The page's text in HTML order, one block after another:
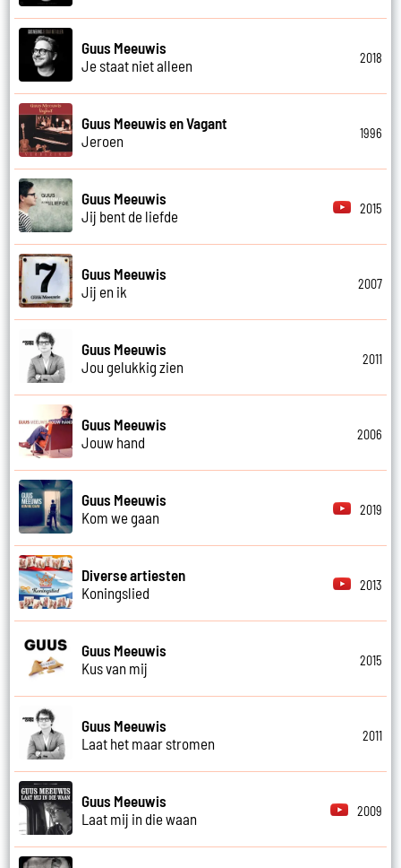
Guus Meeuwis
Je staat niet alleen
2018
Guus Meeuwis en Vagant
Jeroen
1996
Guus Meeuwis
Jij bent de liefde
2015
Guus Meeuwis
Jij en ik
2007
Guus Meeuwis
Jou gelukkig zien
2011
Guus Meeuwis
Jouw hand
2006
Guus Meeuwis
Kom we gaan
2019
Diverse artiesten
Koningslied
2013
Guus Meeuwis
Kus van mij
2015
Guus Meeuwis
Laat het maar stromen
2011
Guus Meeuwis
Laat mij in die waan
2009